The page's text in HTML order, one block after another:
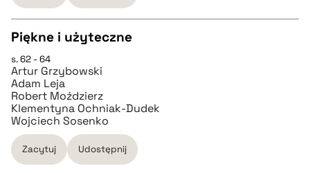
pobierz cytat
CZYSTY TEKST
pobierz cytat
BIBTEX
Piękne i użyteczne
s. 62 - 64
Artur Grzybowski
Adam Leja
Robert Moździerz
Klementyna Ochniak-Dudek
Wojciech Sosenko
Zacytuj Udostępnij